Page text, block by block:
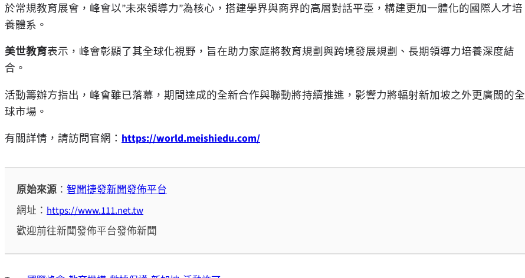
於常規教育展會，峰會以”未來領導力”為核心，搭建學界與商界的高層對話平臺，構建更加一體化的國際人才培
養體系。
美世教育表示，峰會彰顯了其全球化視野，旨在助力家庭將教育規劃與跨境發展規劃、長期領導力培養深度結
合。
活動籌辦方指出，峰會雖已落幕，期間達成的全新合作與聯動將持續推進，影響力將輻射新加坡之外更廣闊的全
球市場。
有關詳情，請訪問官網： https://world.meishiedu.com/
原始來源 ：智聞捷發新聞發佈平台
網址：https://www.111.net.tw
歡迎前往新聞發佈平台發佈新聞